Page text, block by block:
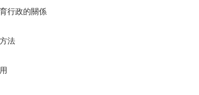
行政的關係
法